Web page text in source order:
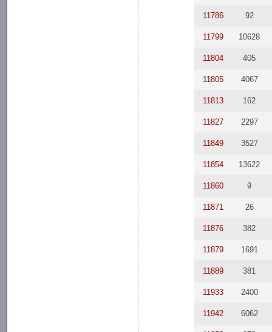
11786 92
11799 10628
11804 405
11805 4067
11813 162
11827 2297
11849 3527
11854 13622
11860 9
11871 26
11876 382
11879 1691
11889 381
11933 2400
11942 6062